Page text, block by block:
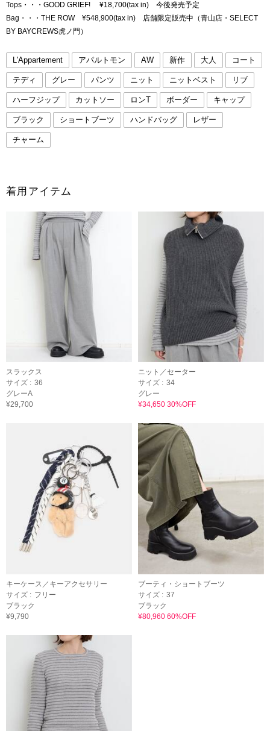
Tops・・・GOOD GRIEF! ¥18,700(tax in) 今後発売予定
Bag・・・THE ROW ¥548,900(tax in) 店舗限定販売中（青山店・SELECT
BY BAYCREWS虎ノ門）
L'Appartement アパルトモン AW 新作 大人 コート
テディ グレー パンツ ニット ニットベスト リブ
ハーフジップ カットソー ロンT ボーダー キャップ
ブラック ショートブーツ ハンドバッグ レザー
チャーム
着用アイテム
スラックス
サイズ : 36
グレーA
¥29,700
ニット／セーター
サイズ : 34
グレー
¥34,650 30%OFF
キーケース／キーアクセサリー
サイズ : フリー
ブラック
¥9,790
ブーティ・ショートブーツ
サイズ : 37
ブラック
¥80,960 60%OFF